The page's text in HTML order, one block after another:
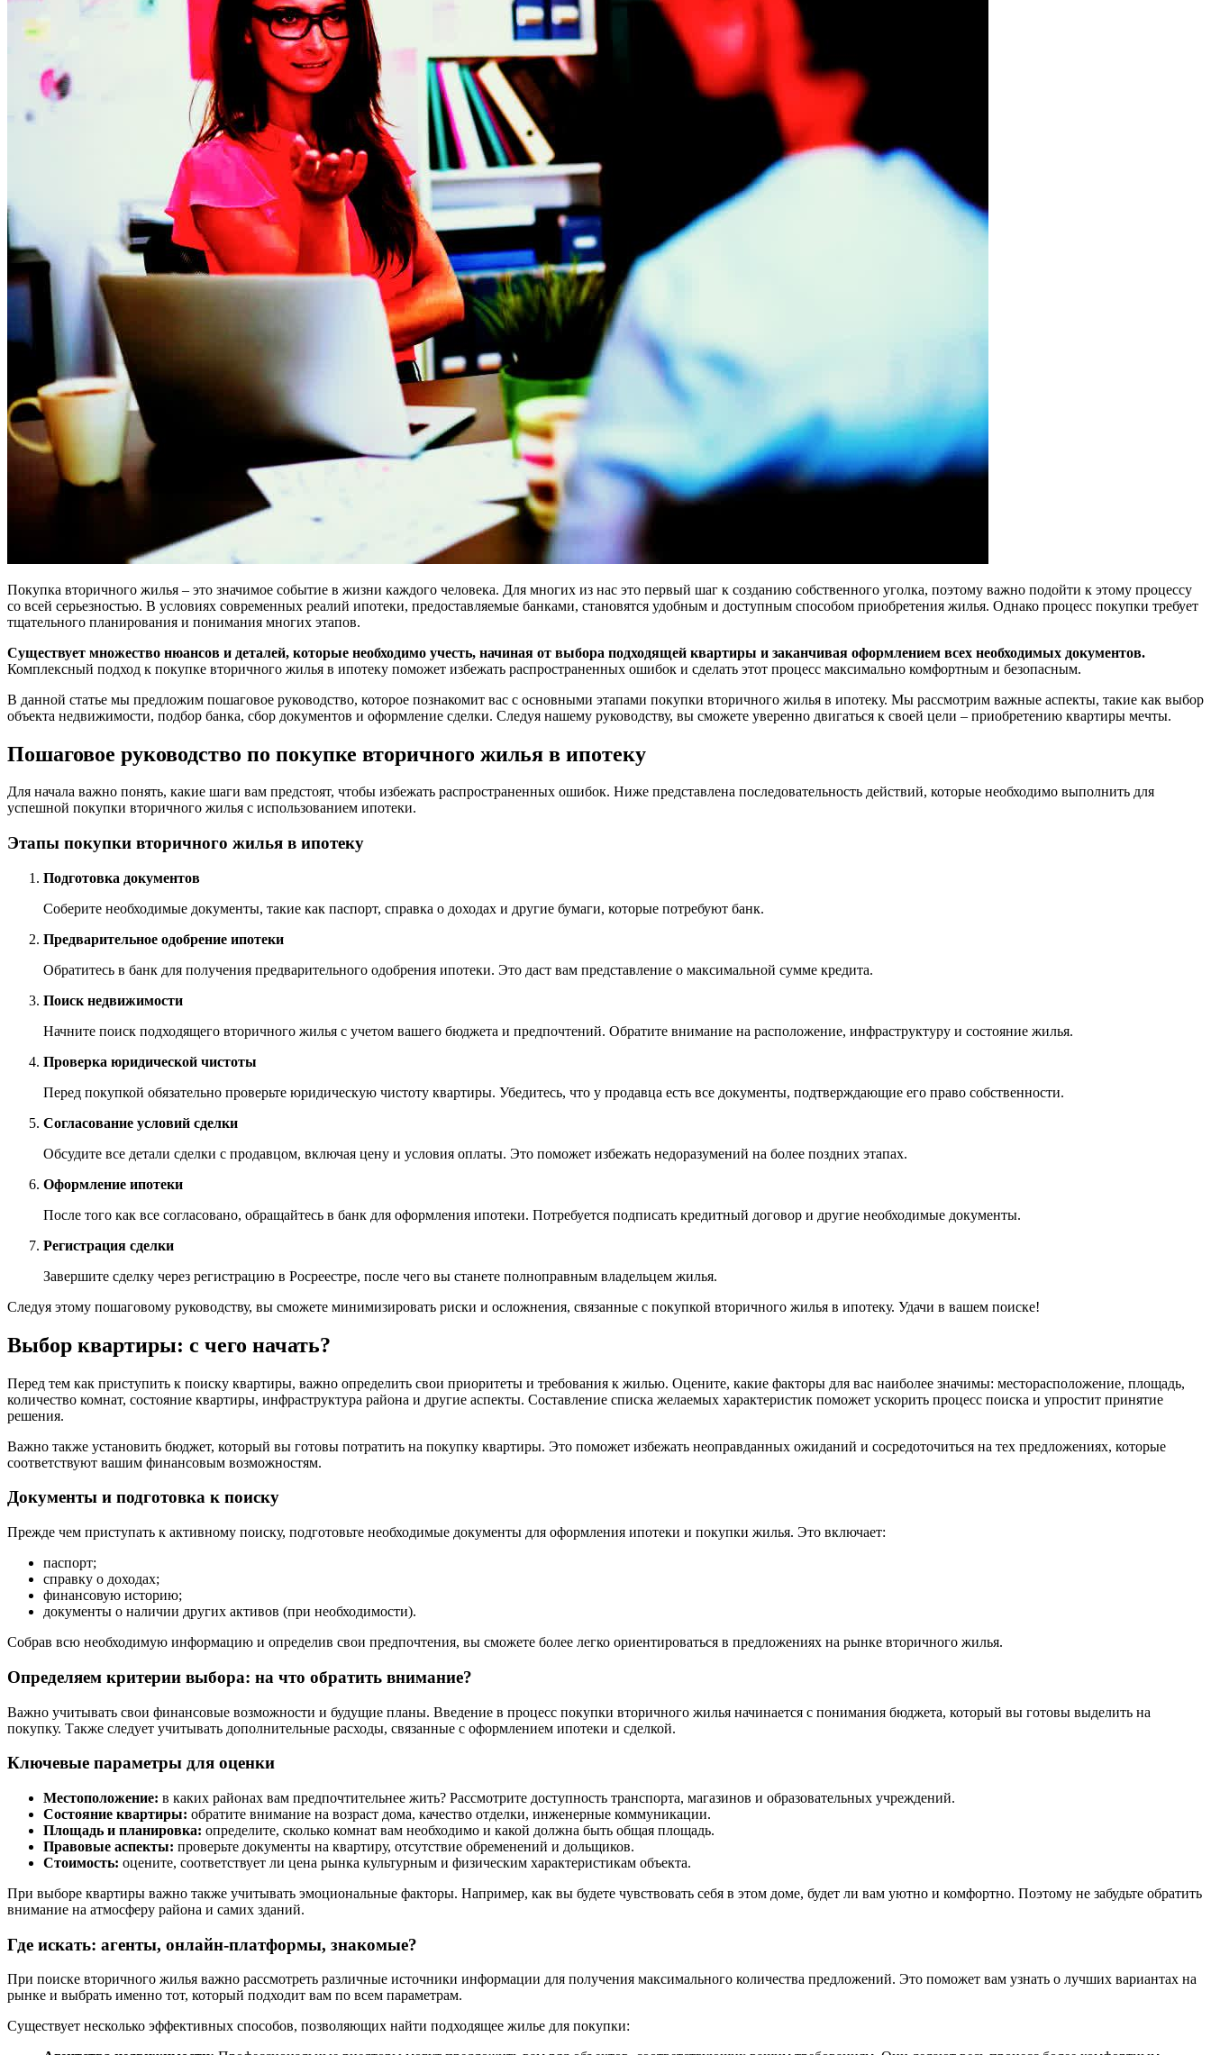
Покупка вторичного жилья – это значимое событие в жизни каждого человека. Для многих из нас это первый шаг к созданию собственного уголка, поэтому важно подойти к этому процессу
со всей серьезностью. В условиях современных реалий ипотеки, предоставляемые банками, становятся удобным и доступным способом приобретения жилья. Однако процесс покупки требует
тщательного планирования и понимания многих этапов.
Существует множество нюансов и деталей, которые необходимо учесть, начиная от выбора подходящей квартиры и заканчивая оформлением всех необходимых документов.
Комплексный подход к покупке вторичного жилья в ипотеку поможет избежать распространенных ошибок и сделать этот процесс максимально комфортным и безопасным.
В данной статье мы предложим пошаговое руководство, которое познакомит вас с основными этапами покупки вторичного жилья в ипотеку. Мы рассмотрим важные аспекты, такие как выбор
объекта недвижимости, подбор банка, сбор документов и оформление сделки. Следуя нашему руководству, вы сможете уверенно двигаться к своей цели – приобретению квартиры мечты.
Пошаговое руководство по покупке вторичного жилья в ипотеку
Для начала важно понять, какие шаги вам предстоят, чтобы избежать распространенных ошибок. Ниже представлена последовательность действий, которые необходимо выполнить для
успешной покупки вторичного жилья с использованием ипотеки.
Этапы покупки вторичного жилья в ипотеку
Подготовка документов
Соберите необходимые документы, такие как паспорт, справка о доходах и другие бумаги, которые потребуют банк.
Предварительное одобрение ипотеки
Обратитесь в банк для получения предварительного одобрения ипотеки. Это даст вам представление о максимальной сумме кредита.
Поиск недвижимости
Начните поиск подходящего вторичного жилья с учетом вашего бюджета и предпочтений. Обратите внимание на расположение, инфраструктуру и состояние жилья.
Проверка юридической чистоты
Перед покупкой обязательно проверьте юридическую чистоту квартиры. Убедитесь, что у продавца есть все документы, подтверждающие его право собственности.
Согласование условий сделки
Обсудите все детали сделки с продавцом, включая цену и условия оплаты. Это поможет избежать недоразумений на более поздних этапах.
Оформление ипотеки
После того как все согласовано, обращайтесь в банк для оформления ипотеки. Потребуется подписать кредитный договор и другие необходимые документы.
Регистрация сделки
Завершите сделку через регистрацию в Росреестре, после чего вы станете полноправным владельцем жилья.
Следуя этому пошаговому руководству, вы сможете минимизировать риски и осложнения, связанные с покупкой вторичного жилья в ипотеку. Удачи в вашем поиске!
Выбор квартиры: с чего начать?
Перед тем как приступить к поиску квартиры, важно определить свои приоритеты и требования к жилью. Оцените, какие факторы для вас наиболее значимы: месторасположение, площадь,
количество комнат, состояние квартиры, инфраструктура района и другие аспекты. Составление списка желаемых характеристик поможет ускорить процесс поиска и упростит принятие
решения.
Важно также установить бюджет, который вы готовы потратить на покупку квартиры. Это поможет избежать неоправданных ожиданий и сосредоточиться на тех предложениях, которые
соответствуют вашим финансовым возможностям.
Документы и подготовка к поиску
Прежде чем приступать к активному поиску, подготовьте необходимые документы для оформления ипотеки и покупки жилья. Это включает:
паспорт;
справку о доходах;
финансовую историю;
документы о наличии других активов (при необходимости).
Собрав всю необходимую информацию и определив свои предпочтения, вы сможете более легко ориентироваться в предложениях на рынке вторичного жилья.
Определяем критерии выбора: на что обратить внимание?
Важно учитывать свои финансовые возможности и будущие планы. Введение в процесс покупки вторичного жилья начинается с понимания бюджета, который вы готовы выделить на
покупку. Также следует учитывать дополнительные расходы, связанные с оформлением ипотеки и сделкой.
Ключевые параметры для оценки
Местоположение: в каких районах вам предпочтительнее жить? Рассмотрите доступность транспорта, магазинов и образовательных учреждений.
Состояние квартиры: обратите внимание на возраст дома, качество отделки, инженерные коммуникации.
Площадь и планировка: определите, сколько комнат вам необходимо и какой должна быть общая площадь.
Правовые аспекты: проверьте документы на квартиру, отсутствие обременений и дольщиков.
Стоимость: оцените, соответствует ли цена рынка культурным и физическим характеристикам объекта.
При выборе квартиры важно также учитывать эмоциональные факторы. Например, как вы будете чувствовать себя в этом доме, будет ли вам уютно и комфортно. Поэтому не забудьте обратить
внимание на атмосферу района и самих зданий.
Где искать: агенты, онлайн-платформы, знакомые?
При поиске вторичного жилья важно рассмотреть различные источники информации для получения максимального количества предложений. Это поможет вам узнать о лучших вариантах на
рынке и выбрать именно тот, который подходит вам по всем параметрам.
Существует несколько эффективных способов, позволяющих найти подходящее жилье для покупки: